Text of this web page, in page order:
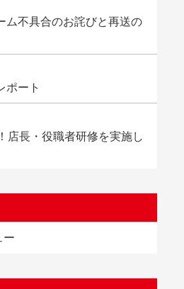
ム不具合のお詫びと再送の
ポート
店長・役職者研修を実施し
ー